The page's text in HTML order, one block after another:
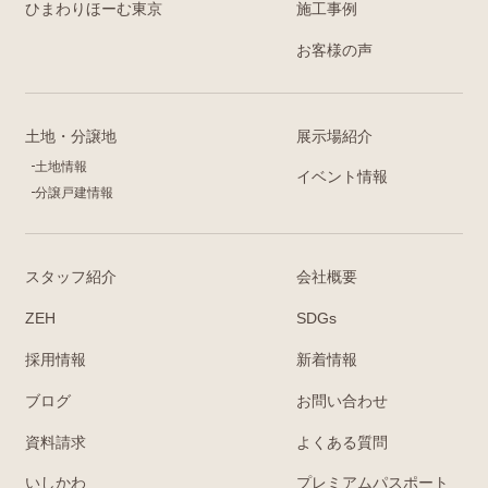
ひまわりほーむ東京 施工事例
お客様の声
土地・分譲地
土地情報
分譲戸建情報
展示場紹介
イベント情報
スタッフ紹介 会社概要
ZEH SDGs
採用情報 新着情報
ブログ お問い合わせ
資料請求 よくある質問
いしかわ プレミアムパスポート